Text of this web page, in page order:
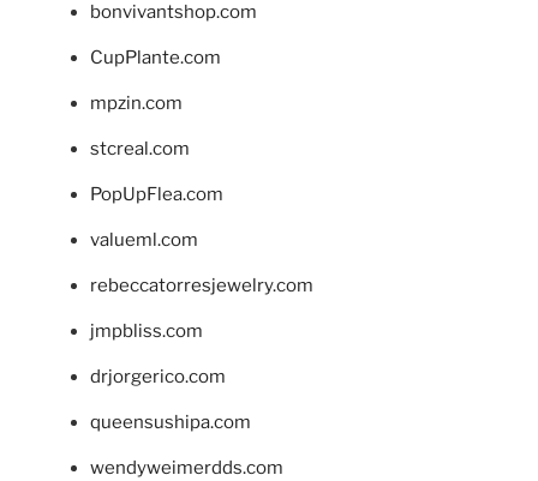
bonvivantshop.com
CupPlante.com
mpzin.com
stcreal.com
PopUpFlea.com
valueml.com
rebeccatorresjewelry.com
jmpbliss.com
drjorgerico.com
queensushipa.com
wendyweimerdds.com